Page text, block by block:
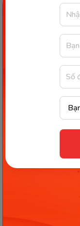
Bài tập 3:
Mỗi câu sau có
She looks
The soup
He became
The room
She is study
He sounds
The milk
She seems
The sky
He is a good